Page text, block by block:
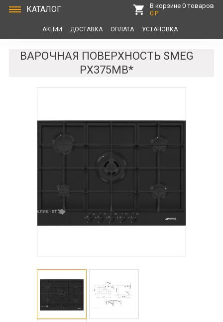
КАТАЛОГ
В корзине 0 товаров
0 Р
АКЦИИ ДОСТАВКА ОПЛАТА УСТАНОВКА
ВАРОЧНАЯ ПОВЕРХНОСТЬ SMEG
PX375MB*